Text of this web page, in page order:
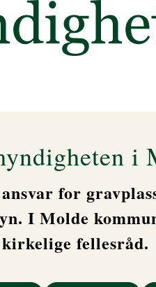
i
for
I Molde
fellesråd.